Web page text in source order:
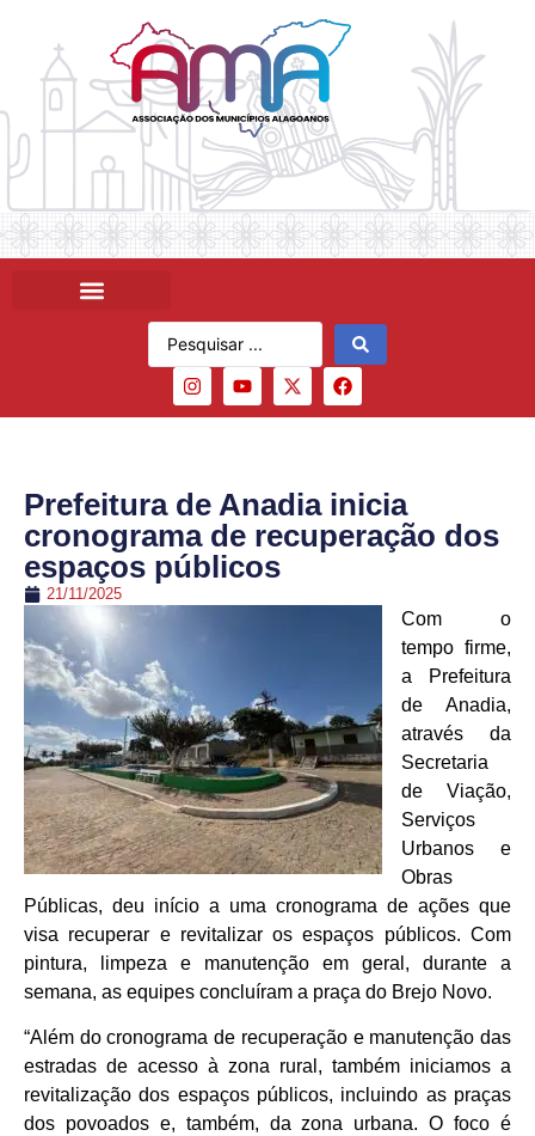
Prefeitura de Anadia inicia
cronograma de recuperação dos
espaços públicos
21/11/2025
Com o
tempo firme,
a Prefeitura
de Anadia,
através da
Secretaria
de Viação,
Serviços
Urbanos e
Obras
Públicas, deu início a uma cronograma de ações que
visa recuperar e revitalizar os espaços públicos. Com
pintura, limpeza e manutenção em geral, durante a
semana, as equipes concluíram a praça do Brejo Novo.
“Além do cronograma de recuperação e manutenção das
estradas de acesso à zona rural, também iniciamos a
revitalização dos espaços públicos, incluindo as praças
dos povoados e, também, da zona urbana. O foco é